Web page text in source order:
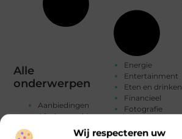
Wij respecteren uw
Alle
onderwerpen
Aanbiedingen
Afvalverwerking
Alarmsysteem
Energie
Entertainment
Eten en drinken
Financieel
Fotografie
Gezondheid